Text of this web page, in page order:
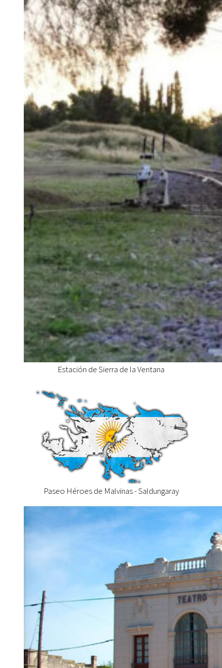
Estación de Sierra de la Ventana
Paseo Héroes de Malvinas - Saldungaray